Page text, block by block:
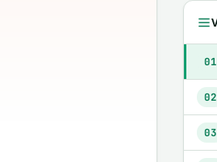
01
02
03